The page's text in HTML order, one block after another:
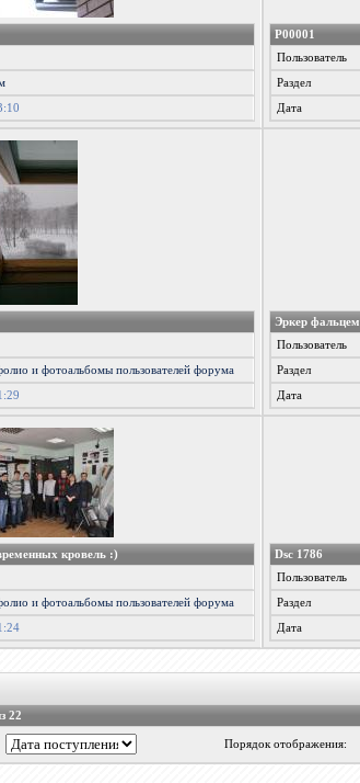
P00001
Пользователь
Раздел
Дата
и фотоальбомы пользователей форума
Эркер фальцем
Пользователь
Раздел
Дата
кровель :)
и фотоальбомы пользователей форума
Dsc 1786
Пользователь
Раздел
Дата
22
Порядок отображения: